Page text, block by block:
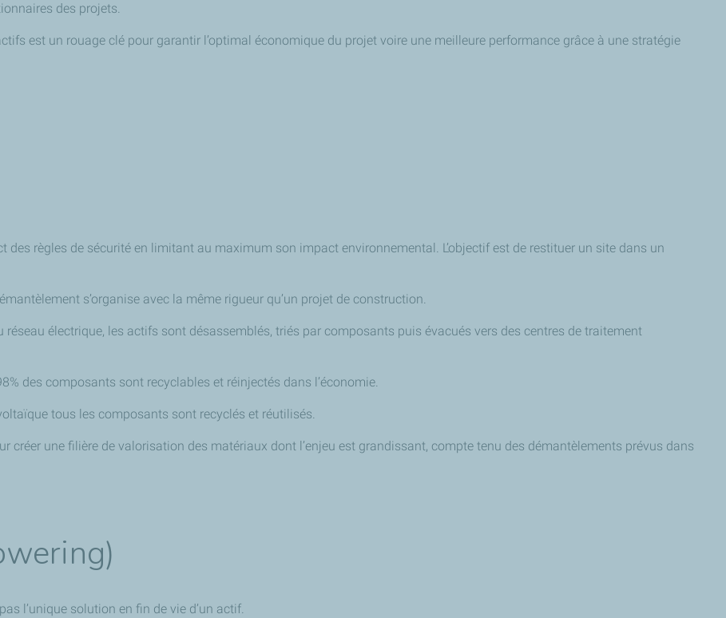
des projets.
est un rouage clé pour garantir l’optimal économique du projet voire une meilleure performance grâce à une stratégie
des règles de sécurité en limitant au maximum son impact environnemental. L’objectif est de restituer un site dans un
s’organise avec la même rigueur qu’un projet de construction.
réseau électrique, les actifs sont désassemblés, triés par composants puis évacués vers des centres de traitement
des composants sont recyclables et réinjectés dans l’économie.
tous les composants sont recyclés et réutilisés.
créer une filière de valorisation des matériaux dont l’enjeu est grandissant, compte tenu des démantèlements prévus dans
l’unique solution en fin de vie d’un actif.